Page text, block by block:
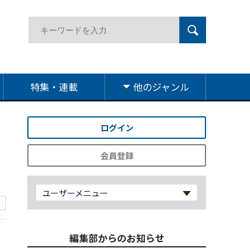
特集・連載 他のジャンル
ログイン
会員登録
ユーザーメニュー
編集部からのお知らせ